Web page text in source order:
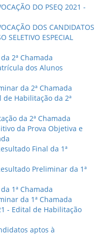
DO PSEQ 2021 -
DOS CANDIDATOS
SELETIVO ESPECIAL
2ª Chamada
dos Alunos
da 2ª Chamada
de Habilitação da 2ª
da 2ª Chamada
da Prova Objetiva e
Final da 1ª
Preliminar da 1ª
1ª Chamada
da 1ª Chamada
- Edital de Habilitação
aptos à